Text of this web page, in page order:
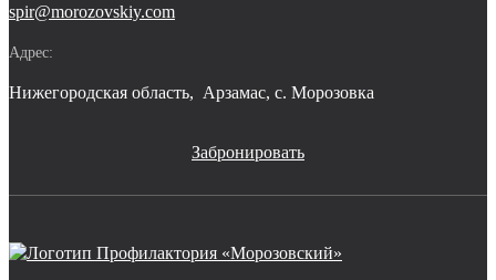
spir@morozovskiy.com
Адрес:
Нижегородская область, Арзамас, с. Морозовка
Забронировать